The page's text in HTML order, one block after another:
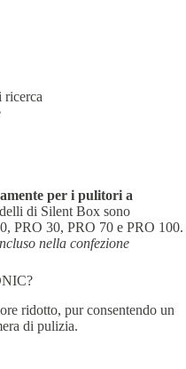
ricerca
per i pulitori a
di Silent Box sono
PRO 30, PRO 70 e PRO 100.
nella confezione
ridotto, pur consentendo un
di pulizia.